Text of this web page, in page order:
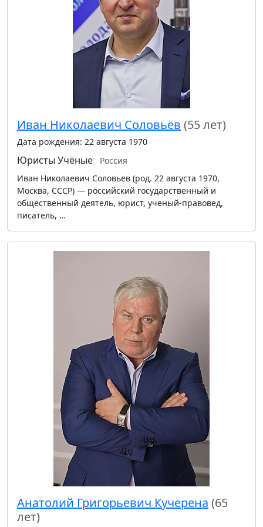
Иван Николаевич Соловьёв (55 лет)
Дата рождения: 22 августа 1970
Юристы Учёные
Россия
Иван Николаевич Соловьев (род. 22 августа 1970,
Москва, СССР) — российский государственный и
общественный деятель, юрист, ученый-правовед,
писатель, …
Анатолий Григорьевич Кучерена (65
лет)